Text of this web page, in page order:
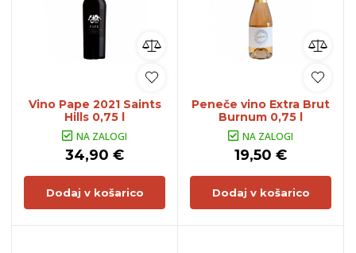
Vino Pape 2021 Saints
Hills 0,75 l
NA ZALOGI
34,90 €
Dodaj v košarico
Peneče vino Extra Brut
Burnum 0,75 l
NA ZALOGI
19,50 €
Dodaj v košarico